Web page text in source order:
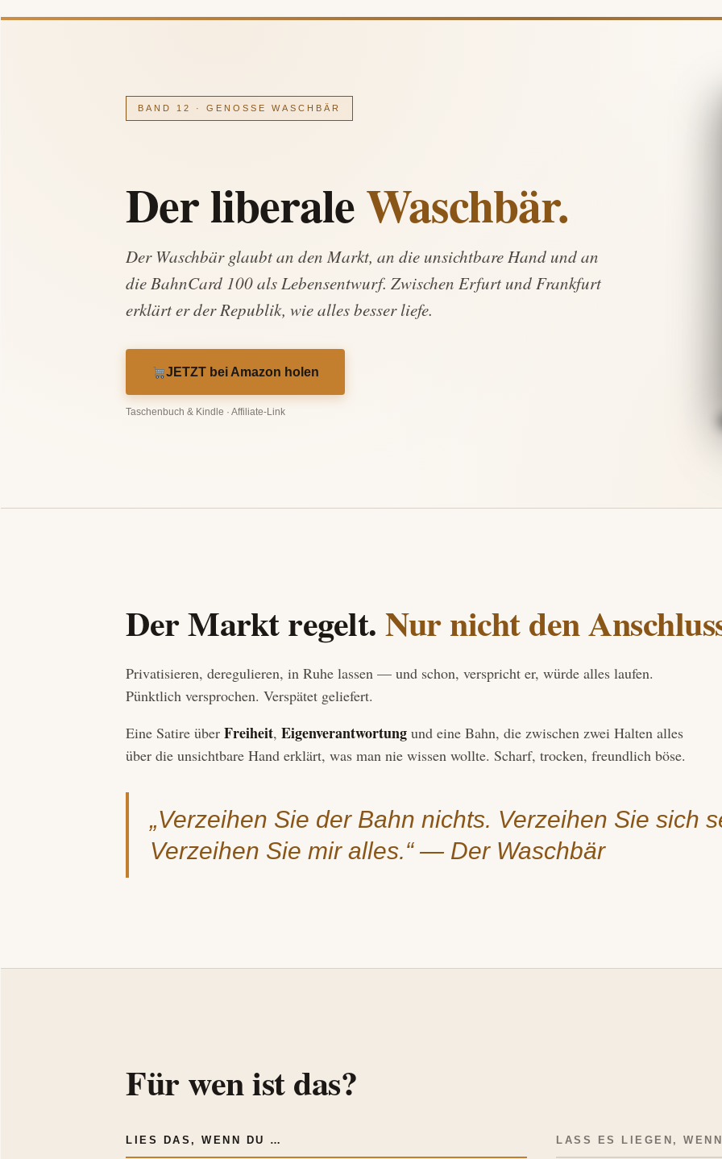
BAND 12 · GENOSSE WASCHBÄR
Der liberaleWaschbär.
Der Waschbär glaubt an den Markt, an die unsichtbare Hand und an
die BahnCard 100 als Lebensentwurf. Zwischen Erfurt und Frankfurt
erklärt er der Republik, wie alles besser liefe.
JETZT bei Amazon holen
Taschenbuch & Kindle · Affiliate-Link
Der Markt regelt.Nur nicht den
Privatisieren, deregulieren, in Ruhe lassen — und schon, verspricht er, würde alles laufen.
Pünktlich versprochen. Verspätet geliefert.
Eine Satire über Freiheit, Eigenverantwortung und eine Bahn, die zwischen zwei Halten alles
über die unsichtbare Hand erklärt, was man nie wissen wollte. Scharf, trocken, freundlich böse.
„Verzeihen Sie der Bahn nichts. Verzeihen Sie sich
Verzeihen Sie mir alles.“ — Der Waschbär
Für wen ist das?
LIES DAS, WENN DU … LASS ES LIEGEN,